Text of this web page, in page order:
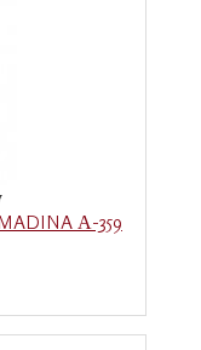
А-359